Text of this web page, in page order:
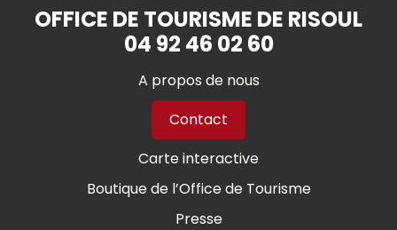
OFFICE DE TOURISME DE RISOUL
04 92 46 02 60
A propos de nous
Contact
Carte interactive
Boutique de l’Office de Tourisme
Presse